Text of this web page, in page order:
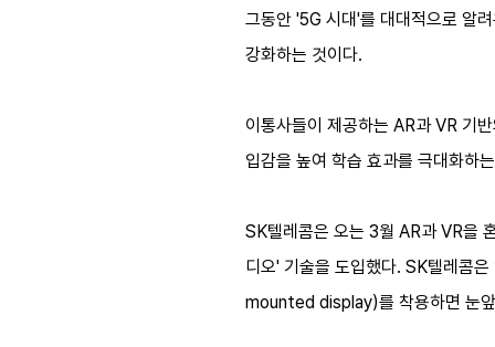
그동안 '5G 시대'를 대대적으로 알
강화하는 것이다.
이통사들이 제공하는 AR과 VR 기
입감을 높여 학습 효과를 극대화하
SK텔레콤은 오는 3월 AR과 VR을
디오' 기술을 도입했다. SK텔레콤
mounted display)를 착용하면 눈앞